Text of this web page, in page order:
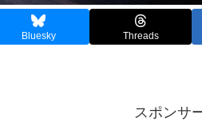
Bluesky Threads
スポンサ